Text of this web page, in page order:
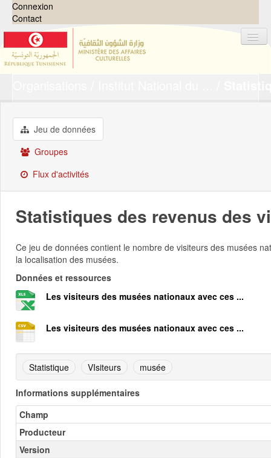
Connexion
Contact
Groupes
Demandes
À propos
Jeu de données
Groupes
Flux d'activités
Statistiques des revenus des
Ce jeu de données contient le nombre de visiteurs des musées
la localisation des musées.
Données et ressources
Les visiteurs des musées nationaux avec ces ...
Les visiteurs des musées nationaux avec ces ...
Statistique VIsiteurs musée
Informations supplémentaires
Champ
Producteur
Version